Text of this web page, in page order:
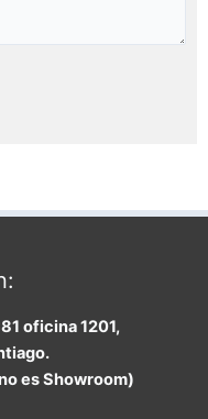
oficina 1201,
es Showroom)